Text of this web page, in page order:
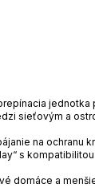
jednotka
sieťovým a
na ochranu
s
domáce a